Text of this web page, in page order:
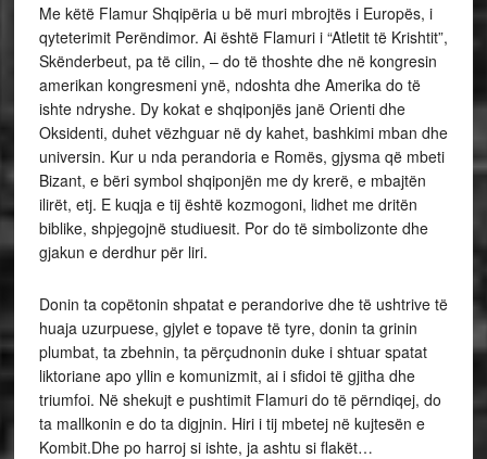
Me këtë Flamur Shqipëria u bë muri mbrojtës i Europës, i
qyteterimit Perëndimor. Ai është Flamuri i “Atletit të Krishtit”,
Skënderbeut, pa të cilin, – do të thoshte dhe në kongresin
amerikan kongresmeni ynë, ndoshta dhe Amerika do të
ishte ndryshe. Dy kokat e shqiponjës janë Orienti dhe
Oksidenti, duhet vëzhguar në dy kahet, bashkimi mban dhe
universin. Kur u nda perandoria e Romës, gjysma që mbeti
Bizant, e bëri symbol shqiponjën me dy krerë, e mbajtën
ilirët, etj. E kuqja e tij është kozmogoni, lidhet me dritën
biblike, shpjegojnë studiuesit. Por do të simbolizonte dhe
gjakun e derdhur për liri.
Donin ta copëtonin shpatat e perandorive dhe të ushtrive të
huaja uzurpuese, gjylet e topave të tyre, donin ta grinin
plumbat, ta zbehnin, ta përçudnonin duke i shtuar spatat
liktoriane apo yllin e komunizmit, ai i sfidoi të gjitha dhe
triumfoi. Në shekujt e pushtimit Flamuri do të përndiqej, do
ta mallkonin e do ta digjnin. Hiri i tij mbetej në kujtesën e
Kombit.Dhe po harroj si ishte, ja ashtu si flakët…